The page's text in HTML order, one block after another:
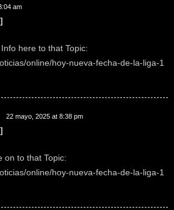
am
here to that Topic:
online/hoy-nueva-fecha-de-la-liga-1
22 mayo, 2025 at 8:38 pm
to that Topic:
online/hoy-nueva-fecha-de-la-liga-1